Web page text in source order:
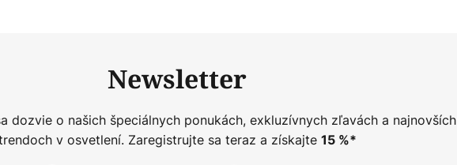
Newsletter
dozvie o našich špeciálnych ponukách, exkluzívnych zľavách a najnovších
v osvetlení. Zaregistrujte sa teraz a získajte 15%*